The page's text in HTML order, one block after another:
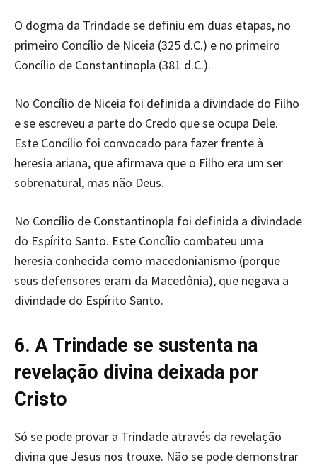
O dogma da Trindade se definiu em duas etapas, no
primeiro Concílio de Niceia (325 d.C.) e no primeiro
Concílio de Constantinopla (381 d.C.).
No Concílio de Niceia foi definida a divindade do Filho
e se escreveu a parte do Credo que se ocupa Dele.
Este Concílio foi convocado para fazer frente à
heresia ariana, que afirmava que o Filho era um ser
sobrenatural, mas não Deus.
No Concílio de Constantinopla foi definida a divindade
do Espírito Santo. Este Concílio combateu uma
heresia conhecida como macedonianismo (porque
seus defensores eram da Macedônia), que negava a
divindade do Espírito Santo.
6. A Trindade se sustenta na
revelação divina deixada por
Cristo
Só se pode provar a Trindade através da revelação
divina que Jesus nos trouxe. Não se pode demonstrar